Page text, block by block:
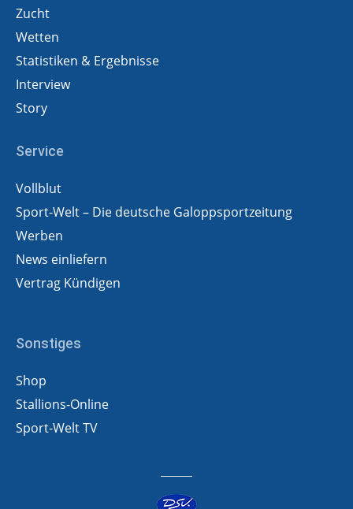
Zucht
Wetten
Statistiken & Ergebnisse
Interview
Story
Service
Vollblut
Sport-Welt – Die deutsche Galoppsportzeitung
Werben
News einliefern
Vertrag Kündigen
Sonstiges
Shop
Stallions-Online
Sport-Welt TV